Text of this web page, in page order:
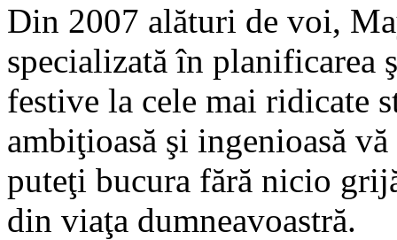
Din 2007 alături de voi,
specializată în planificarea
festive la cele mai ridicate
ambiţioasă şi ingenioasă
puteţi bucura fără nicio
din viaţa dumneavoastră.